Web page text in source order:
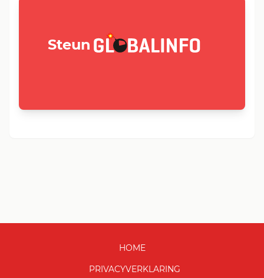
Steun GLOBALINFO.nl
HOME
PRIVACYVERKLARING